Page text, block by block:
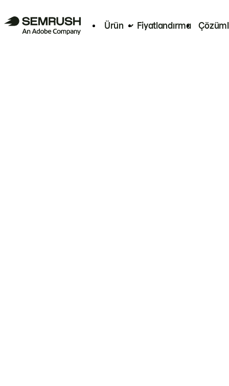
Ürün Fiyatlandırma